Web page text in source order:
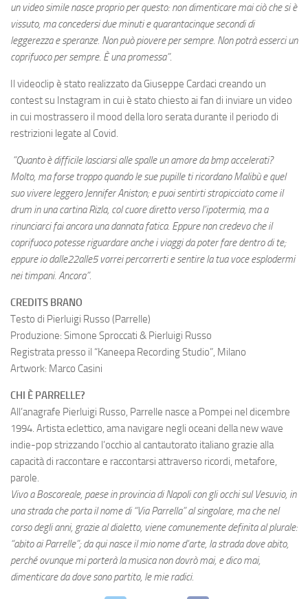
un video simile nasce proprio per questo: non dimenticare mai ciò che si è
vissuto, ma concedersi due minuti e quarantacinque secondi di
leggerezza e speranze. Non può piovere per sempre. Non potrà esserci un
coprifuoco per sempre. È una promessa”.
Il videoclip è stato realizzato da Giuseppe Cardaci creando un
contest su Instagram in cui è stato chiesto ai fan di inviare un video
in cui mostrassero il mood della loro serata durante il periodo di
restrizioni legate al Covid.
“Quanto è difficile lasciarsi alle spalle un amore da bmp accelerati?
Molto, ma forse troppo quando le sue pupille ti ricordano Malibù e quel
suo vivere leggero Jennifer Aniston; e puoi sentirti stropicciato come il
drum in una cartina Rizla, col cuore diretto verso l’ipotermia, ma a
rinunciarci fai ancora una dannata fatica. Eppure non credevo che il
coprifuoco potesse riguardare anche i viaggi da poter fare dentro di te;
eppure io dalle22alle5 vorrei percorrerti e sentire la tua voce esplodermi
nei timpani. Ancora”.
CREDITS BRANO
Testo di Pierluigi Russo (Parrelle)
Produzione: Simone Sproccati & Pierluigi Russo
Registrata presso il “Kaneepa Recording Studio”, Milano
Artwork: Marco Casini
CHI È PARRELLE?
All’anagrafe Pierluigi Russo, Parrelle nasce a Pompei nel dicembre
1994. Artista eclettico, ama navigare negli oceani della new wave
indie-pop strizzando l’occhio al cantautorato italiano grazie alla
capacità di raccontare e raccontarsi attraverso ricordi, metafore,
parole.
Vivo a Boscoreale, paese in provincia di Napoli con gli occhi sul Vesuvio, in
una strada che porta il nome di “Via Parrella” al singolare, ma che nel
corso degli anni, grazie al dialetto, viene comunemente definita al plurale:
“abito ai Parrelle”; da qui nasce il mio nome d’arte, la strada dove abito,
perché ovunque mi porterà la musica non dovrò mai, e dico mai,
dimenticare da dove sono partito, le mie radici.